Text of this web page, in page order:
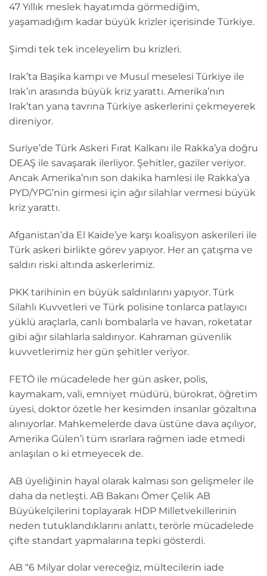
47 Yıllık meslek hayatımda görmediğim,
yaşamadığım kadar büyük krizler içerisinde Türkiye.
Şimdi tek tek inceleyelim bu krizleri.
Irak’ta Başika kampı ve Musul meselesi Türkiye ile
Irak’ın arasında büyük kriz yarattı. Amerika’nın
Irak’tan yana tavrına Türkiye askerlerini çekmeyerek
direniyor.
Suriye’de Türk Askeri Fırat Kalkanı ile Rakka’ya doğru
DEAŞ ile savaşarak ilerliyor. Şehitler, gaziler veriyor.
Ancak Amerika’nın son dakika hamlesi ile Rakka’ya
PYD/YPG’nin girmesi için ağır silahlar vermesi büyük
kriz yarattı.
Afganistan’da El Kaide’ye karşı koalisyon askerileri ile
Türk askeri birlikte görev yapıyor. Her an çatışma ve
saldırı riski altında askerlerimiz.
PKK tarihinin en büyük saldırılarını yapıyor. Türk
Silahlı Kuvvetleri ve Türk polisine tonlarca patlayıcı
yüklü araçlarla, canlı bombalarla ve havan, roketatar
gibi ağır silahlarla saldırıyor. Kahraman güvenlik
kuvvetlerimiz her gün şehitler veriyor.
FETÖ ile mücadelede her gün asker, polis,
kaymakam, vali, emniyet müdürü, bürokrat, öğretim
üyesi, doktor özetle her kesimden insanlar gözaltına
alınıyorlar. Mahkemelerde dava üstüne dava açılıyor,
Amerika Gülen’i tüm ısrarlara rağmen iade etmedi
anlaşılan o ki etmeyecek de.
AB üyeliğinin hayal olarak kalması son gelişmeler ile
daha da netleşti. AB Bakanı Ömer Çelik AB
Büyükelçilerini toplayarak HDP Milletvekillerinin
neden tutuklandıklarını anlattı, terörle mücadelede
çifte standart yapmalarına tepki gösterdi.
AB “6 Milyar dolar vereceğiz, mültecilerin iade